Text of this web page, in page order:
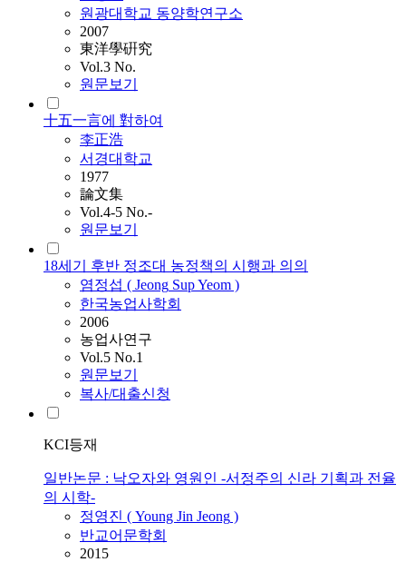
원광대학교 동양학연구소
2007
東洋學硏究
Vol.3 No.
원문보기
十五一言에 對하여
李正浩
서경대학교
1977
論文集
Vol.4-5 No.-
원문보기
18세기 후반 정조대 농정책의 시행과 의의
염정섭 ( Jeong Sup Yeom )
한국농업사학회
2006
농업사연구
Vol.5 No.1
원문보기
복사/대출신청
KCI등재
일반논문 : 낙오자와 영원인 -서정주의 신라 기획과 전율
의 시학-
정영진 ( Young Jin Jeong )
반교어문학회
2015